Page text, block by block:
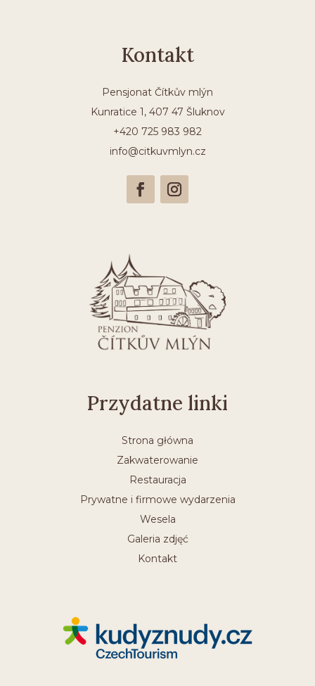
Kontakt
Pensjonat Čítkův mlýn
Kunratice 1, 407 47 Šluknov
+420 725 983 982
info@citkuvmlyn.cz
Przydatne linki
Strona główna
Zakwaterowanie
Restauracja
Prywatne i firmowe wydarzenia
Wesela
Galeria zdjęć
Kontakt